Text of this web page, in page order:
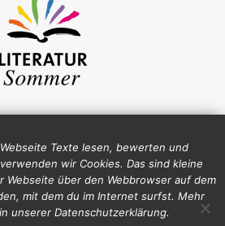
Impressum
Texte lesen, bewerten und
wir Cookies. Das sind kleine
Webseite über den Webbrowser auf dem
mit dem du im Internet surfst. Mehr
unserer Datenschutzerklärung.